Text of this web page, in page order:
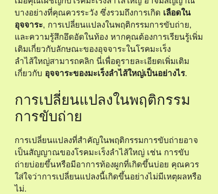
บางอย่างที่คุณควรระวัง ซึ่งรวมถึงการเกิด เลือดใน
อุจจาระ, การเปลี่ยนแปลงในพฤติกรรมการขับถ่าย,
และความรู้สึกอึดอัดในท้อง หากคุณต้องการเรียนรู้เพิ่ม
เติมเกี่ยวกับลักษณะของอุจจาระในโรคมะเร็ง
ลำไส้ใหญ่สามารถคลิก นี่เพื่อดูรายละเอียดเพิ่มเติม
เกี่ยวกับ อุจจาระของมะเร็งลำไส้ใหญ่เป็นอย่างไร.
การเปลี่ยนแปลงในพฤติกรรม
การขับถ่าย
การเปลี่ยนแปลงที่สำคัญในพฤติกรรมการขับถ่ายอาจ
เป็นสัญญาณของโรคมะเร็งลำไส้ใหญ่ เช่น การขับ
ถ่ายบ่อยขึ้นหรือมีอาการท้องผูกที่เกิดขึ้นบ่อย คุณควร
ใส่ใจว่าการเปลี่ยนแปลงนี้เกิดขึ้นอย่างไม่มีเหตุผลหรือ
ไม่.